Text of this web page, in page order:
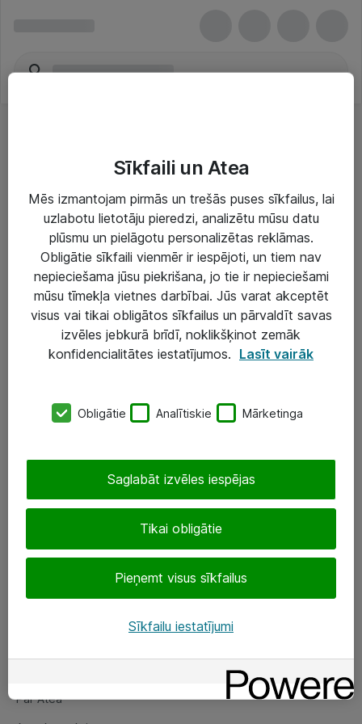
Risinājumi & Pakalpojumi
IT serviss un atbalsts
IT infrastruktūra
Darba vietu IT risinājumi
Serveri un datu centri
SIA „ATEA”
eShop@atea.lv
Sekojiet mums
Par Atea
Par Atea
Sīkfaili un Atea
Mēs izmantojam pirmās un trešās puses sīkfailus, lai
uzlabotu lietotāju pieredzi, analizētu mūsu datu
plūsmu un pielāgotu personalizētas reklāmas.
Obligātie sīkfaili vienmēr ir iespējoti, un tiem nav
nepieciešama jūsu piekrišana, jo tie ir nepieciešami
mūsu tīmekļa vietnes darbībai. Jūs varat akceptēt
visus vai tikai obligātos sīkfailus un pārvaldīt savas
izvēles jebkurā brīdī, noklikšķinot zemāk
konfidencialitātes iestatījumos. Lasīt vairāk
Obligātie Analītiskie Mārketinga
Tikai obligātie
Pieņemt visus sīkfailus
Saglabāt izvēles iespējas
Sīkfailu iestatījumi